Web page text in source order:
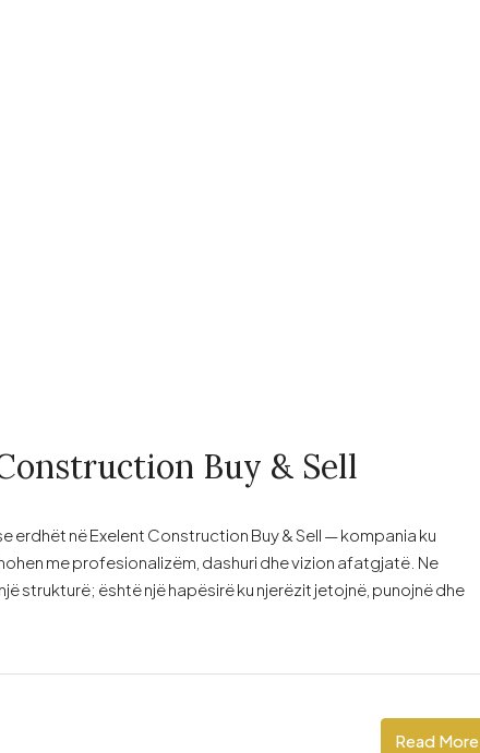
Buy & Sell
erdhët në Exelent Construction Buy & Sell — kompania ku
me profesionalizëm, dashuri dhe vizion afatgjatë. Ne
strukturë; është një hapësirë ku njerëzit jetojnë, punojnë dhe
Read More